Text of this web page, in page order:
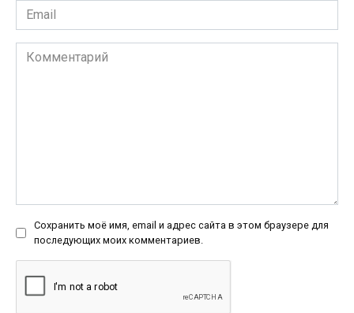
Email
*
Комментарий
Сохранить моё имя, email и адрес сайта в этом браузере для
последующих моих комментариев.